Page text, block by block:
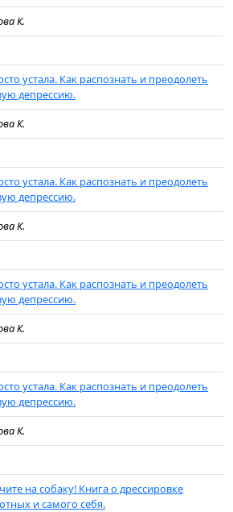
К.
устала. Как распознать и преодолеть
депрессию.
К.
устала. Как распознать и преодолеть
депрессию.
К.
устала. Как распознать и преодолеть
депрессию.
К.
устала. Как распознать и преодолеть
депрессию.
К.
на собаку! Книга о дрессировке
и самого себя.